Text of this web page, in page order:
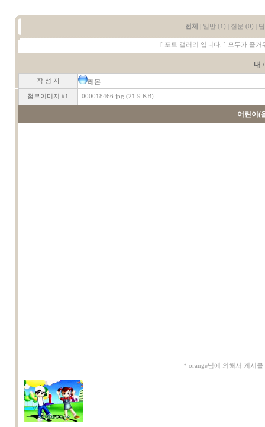
전체 일반 (1) 질문 (0)
[ 포토 갤러리 입니다. ] 모두가 즐거
내
작 성 자 레몬
첨부이미지 #1 000018466.jpg (21.9 KB)
어린이(
* orange님에 의해서 게시